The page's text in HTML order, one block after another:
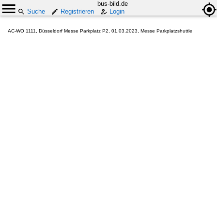
bus-bild.de
Suche
Registrieren Login
AC-WO 1111, Düsseldorf Messe Parkplatz P2, 01.03.2023, Messe Parkplatzshuttle